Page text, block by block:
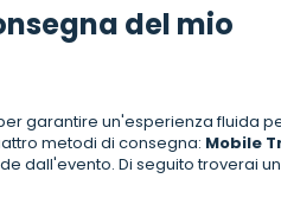
del mio
garantire un'esperienza fluida
metodi di consegna: Mobile
dall'evento. Di seguito troverai